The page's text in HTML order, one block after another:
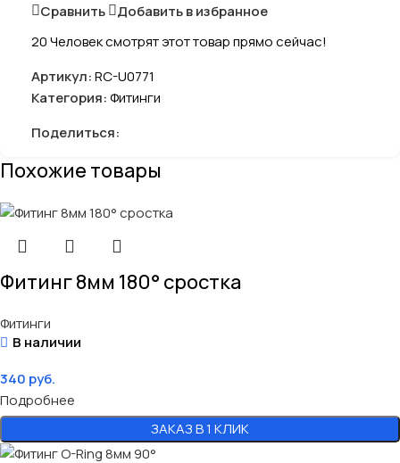
Сравнить
Добавить в избранное
20Человек смотрят этот товар прямо сейчас!
Артикул:RC-U0771
Категория:Фитинги
Поделиться:
Похожие товары
Фитинг 8мм 180° сростка
Фитинги
В наличии
340 руб.
Подробнее
ЗАКАЗ В 1 КЛИК